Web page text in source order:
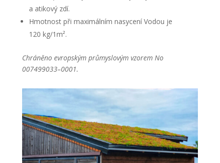
a atikový zdí.
Hmotnost při maximálním nasycení Vodou je
120 kg/1m².
Chráněno evropským průmyslovým vzorem No
007499033–0001.